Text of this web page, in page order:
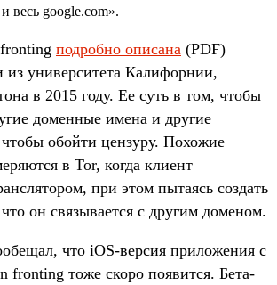
весь google.com».
подробно описана (PDF)
из университета Калифорнии,
в 2015 году. Ее суть в том, чтобы
доменные имена и другие
обойти цензуру. Похожие
в Tor, когда клиент
при этом пытаясь создать
он связывается с другим доменом.
что iOS-версия приложения с
fronting тоже скоро появится. Бета-